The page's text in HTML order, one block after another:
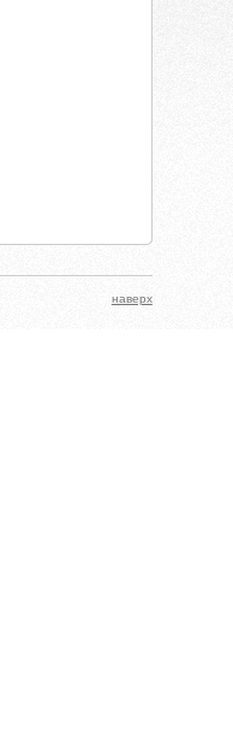
наверх